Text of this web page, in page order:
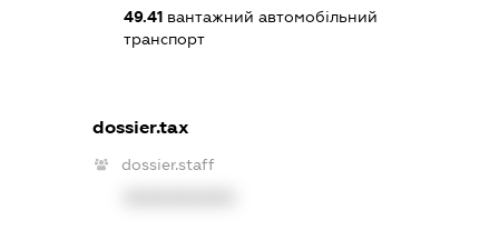
49.41вантажний автомобільний
транспорт
dossier.tax
dossier.staff